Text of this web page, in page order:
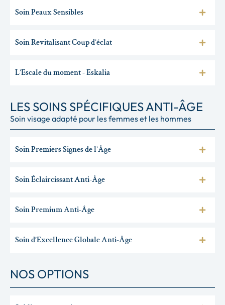
Soin Peaux Sensibles
Soin Revitalisant Coup d’éclat
L’Escale du moment - Eskalia
LES SOINS SPÉCIFIQUES ANTI-ÂGE
Soin visage adapté pour les femmes et les hommes
Soin Premiers Signes de l’Âge
Soin Éclaircissant Anti-Âge
Soin Premium Anti-Âge
Soin d’Excellence Globale Anti-Âge
NOS OPTIONS